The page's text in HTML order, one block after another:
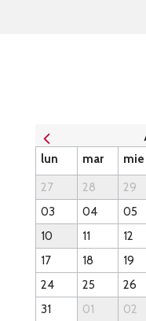
lun mar mie
27
28 29
03
04 05
10
11 12
17
18 19
24
25 26
31
01 02